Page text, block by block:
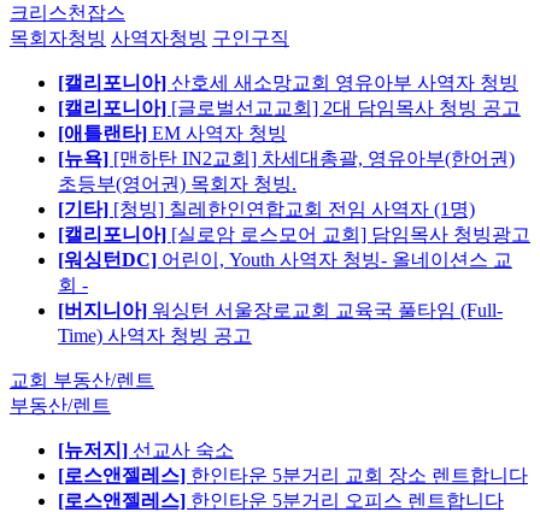
크리스천잡스
목회자청빙 사역자청빙 구인구직
[캘리포니아] 산호세 새소망교회 영유아부 사역자 청빙
[캘리포니아] [글로벌선교교회] 2대 담임목사 청빙 공고
[애틀랜타] EM 사역자 청빙
[뉴욕] [맨하탄 IN2교회] 차세대총괄, 영유아부(한어권)
초등부(영어권) 목회자 청빙.
[기타] [청빙] 칠레한인연합교회 전임 사역자 (1명)
[캘리포니아] [실로암 로스모어 교회] 담임목사 청빙광고
[워싱턴DC] 어린이, Youth 사역자 청빙- 올네이션스 교
회 -
[버지니아] 워싱턴 서울장로교회 교육국 풀타임 (Full-
Time) 사역자 청빙 공고
교회 부동산/렌트
부동산/렌트
[뉴저지] 선교사 숙소
[로스앤젤레스] 한인타운 5분거리 교회 장소 렌트합니다
[로스앤젤레스] 한인타운 5분거리 오피스 렌트합니다